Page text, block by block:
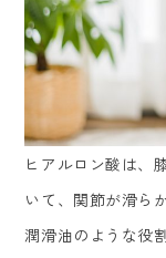
ヒアルロン酸は、
いて、関節が滑ら
潤滑油のような役割